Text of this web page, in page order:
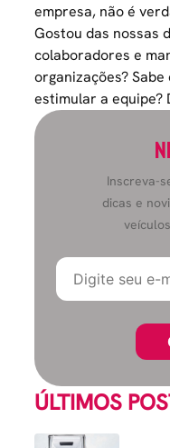
empresa, não é
Gostou das nossas
colaboradores e
organizações?
estimular a equipe?
Inscreva-
dicas e
ÚLTIMOS